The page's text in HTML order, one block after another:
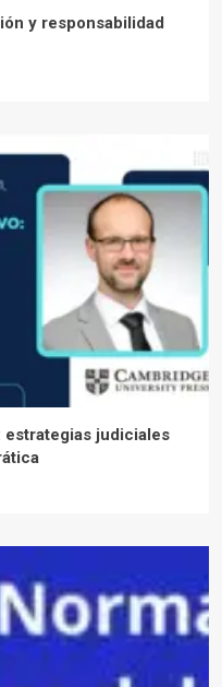
y responsabilidad
judiciales